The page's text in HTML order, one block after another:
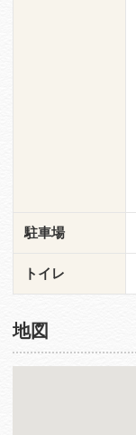
駐車場
トイレ
地図